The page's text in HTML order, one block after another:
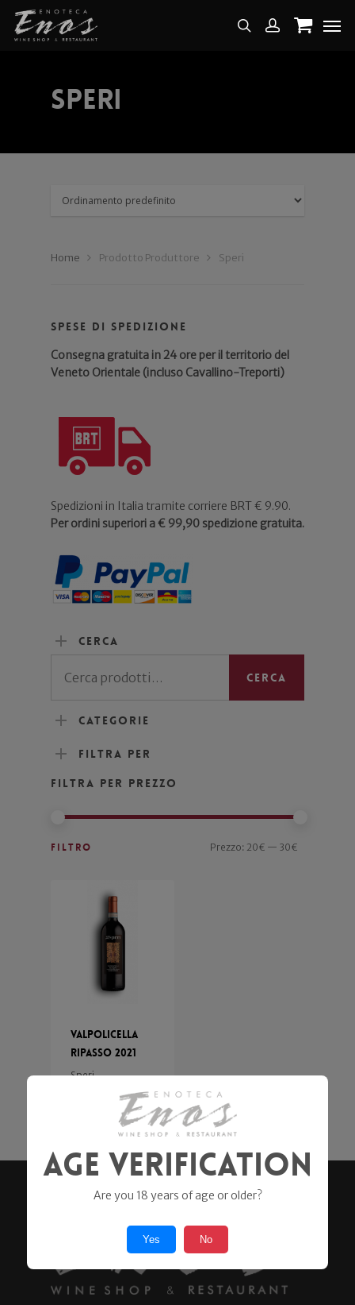
Speri
Home Prodotto Produttore Speri
Spese di spedizione
Consegna gratuita in 24 ore per il territorio del
Veneto Orientale (incluso Cavallino-Treporti)
Spedizioni in Italia tramite corriere BRT € 9.90.
Per ordini superiori a € 99,90 spedizione gratuita.
Cerca
Cerca
Categorie
Filtra per
Filtra per prezzo
Filtro Prezzo: 20€ — 30€
Valpolicella
Ripasso 2021
Speri
Age Verification
Are you 18 years of age or older?
Yes No